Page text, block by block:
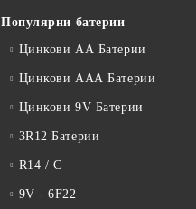
Популярни батерии
Цинкови АА Батерии
Цинкови ААА Батерии
Цинкови 9V Батерии
3R12 Батерии
R14 / C
9V - 6F22